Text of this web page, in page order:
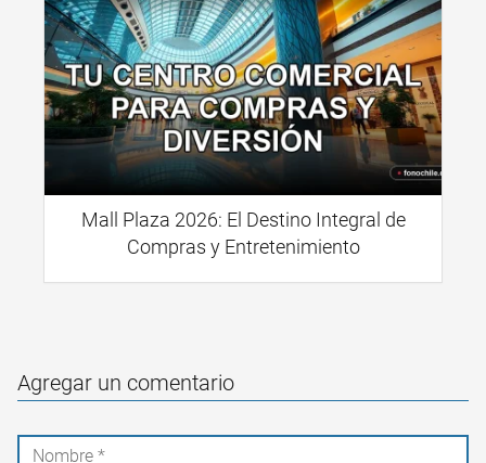
Mall Plaza 2026: El Destino Integral de
Compras y Entretenimiento
Agregar un comentario